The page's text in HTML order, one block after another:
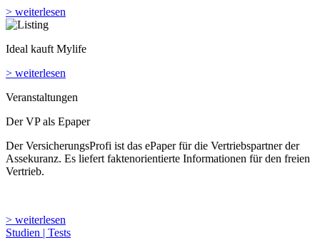
> weiterlesen
Ideal kauft Mylife
> weiterlesen
Veranstaltungen
Der VP als Epaper
Der VersicherungsProfi ist das ePaper für die Vertriebspartner der
Assekuranz. Es liefert faktenorientierte Informationen für den freien
Vertrieb.
> weiterlesen
Studien | Tests